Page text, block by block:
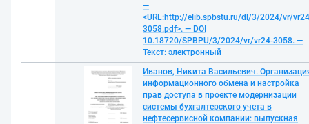
—
<URL:http://elib.spbstu.ru/dl/3/2024/vr/
3058.pdf>. — DOI
10.18720/SPBPU/3/2024/vr/vr24-3058. —
Текст: электронный
Иванов, Никита Васильевич.
информационного обмена и настройка
прав доступа в проекте модернизации
системы бухгалтерского учета в
нефтесервисной компании: выпускная